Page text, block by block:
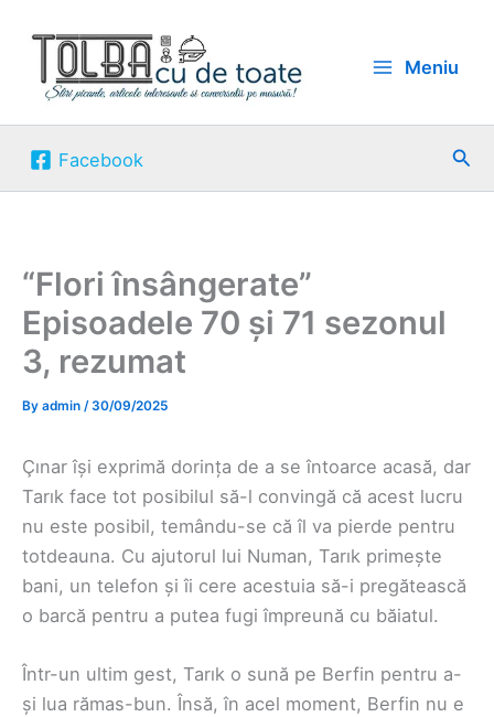
content
Meniu
Facebook
“Flori însângerate”
Episoadele 70 și 71 sezonul
3, rezumat
By admin /30/09/2025
Çınar își exprimă dorința de a se întoarce acasă, dar
Tarık face tot posibilul să-l convingă că acest lucru
nu este posibil, temându-se că îl va pierde pentru
totdeauna. Cu ajutorul lui Numan, Tarık primește
bani, un telefon și îi cere acestuia să-i pregătească
o barcă pentru a putea fugi împreună cu băiatul.
Într-un ultim gest, Tarık o sună pe Berfin pentru a-
și lua rămas-bun. Însă, în acel moment, Berfin nu e